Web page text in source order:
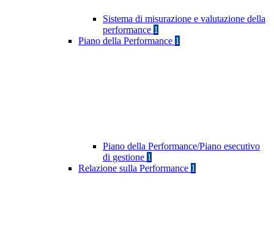
Sistema di misurazione e valutazione della
performance 1
Piano della Performance 1
Piano della Performance/Piano esecutivo
di gestione 1
Relazione sulla Performance 1